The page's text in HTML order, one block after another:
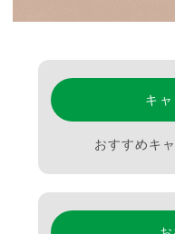
キ
おすすめキ